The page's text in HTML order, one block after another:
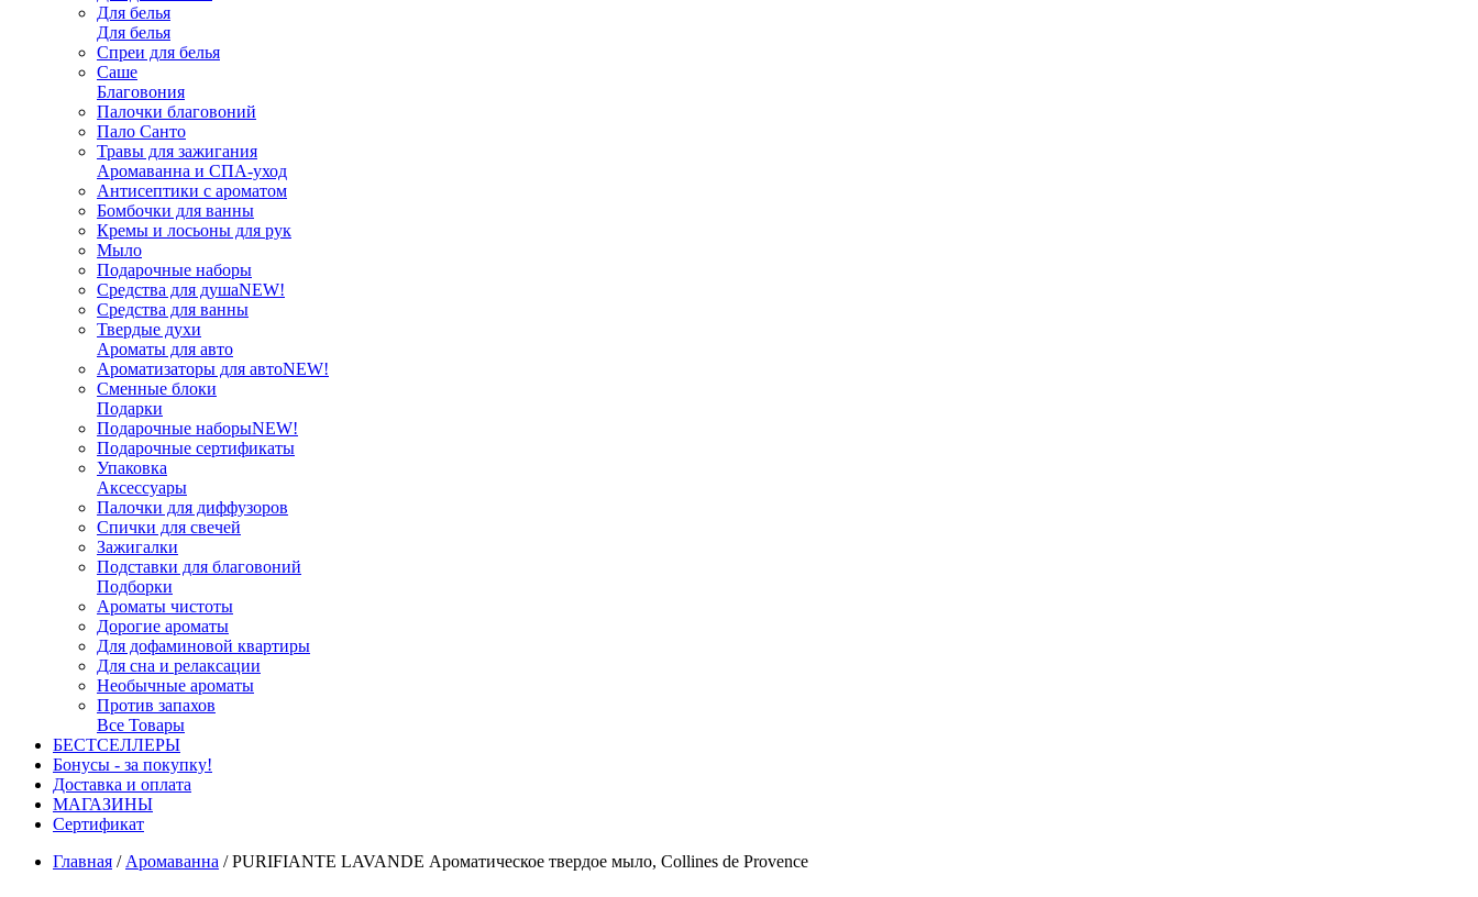
Для белья
Для белья
Спреи для белья
Саше
Благовония
Палочки благовоний
Пало Санто
Травы для зажигания
Аромаванна и СПА-уход
Антисептики с ароматом
Бомбочки для ванны
Кремы и лосьоны для рук
Мыло
Подарочные наборы
Средства для душаNEW!
Средства для ванны
Твердые духи
Ароматы для авто
Ароматизаторы для автоNEW!
Сменные блоки
Подарки
Подарочные наборыNEW!
Подарочные сертификаты
Упаковка
Аксессуары
Палочки для диффузоров
Спички для свечей
Зажигалки
Подставки для благовоний
Подборки
Ароматы чистоты
Дорогие ароматы
Для дофаминовой квартиры
Для сна и релаксации
Необычные ароматы
Против запахов
Все Товары
БЕСТСЕЛЛЕРЫ
Бонусы - за покупку!
Доставка и оплата
МАГАЗИНЫ
Cертификат
Главная / Аромаванна /PURIFIANTE LAVANDE Ароматическое твердое мыло, Collines de Provence